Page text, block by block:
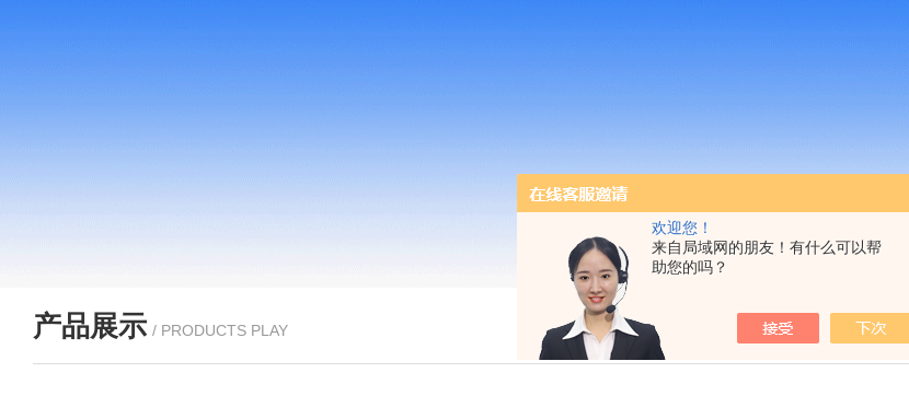
欢迎您！
来自局域网的朋友！有什么可以帮
助您的吗？
产品展示 / PRODUCTS PLAY 首页> 产品展示>